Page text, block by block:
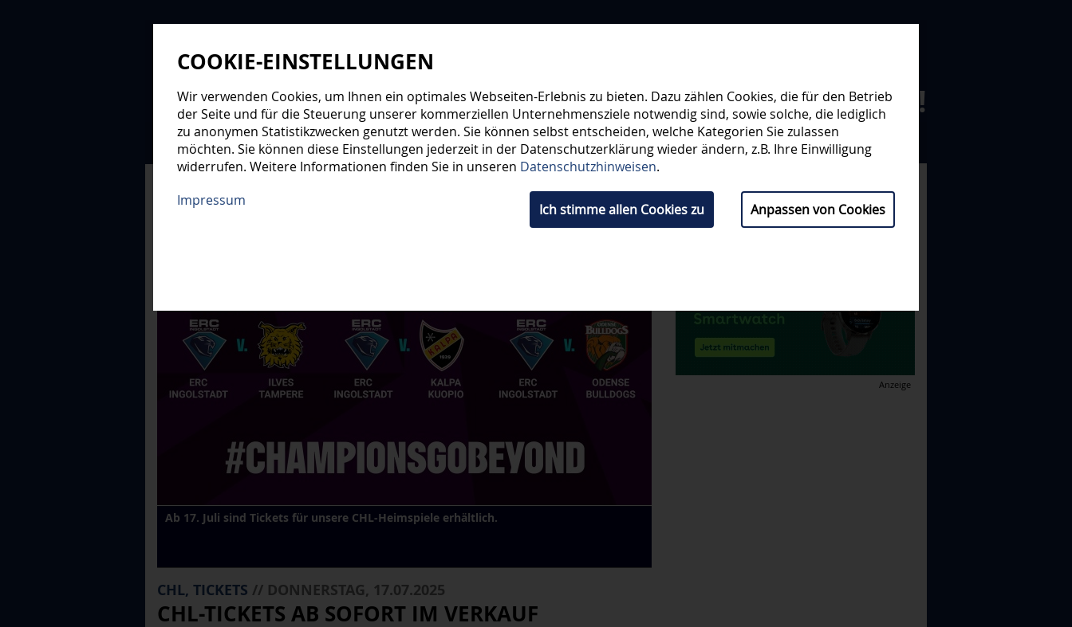
WIRSTEHEN ZUSAMMEN!
NEWS PROFIS NACHWUCHS TICKETS SHOP FANS ORGANISATION PARTNER
Ab 17. Juli sind Tickets für unsere CHL-Heimspiele erhältlich.
CHL, TICKETS // DONNERSTAG, 17.07.2025
CHL-TICKETS AB SOFORT IM VERKAUF
Anzeige
COOKIE-EINSTELLUNGEN
Wir verwenden Cookies, um Ihnen ein optimales Webseiten-Erlebnis zu bieten. Dazu zählen Cookies, die für den Betrieb
der Seite und für die Steuerung unserer kommerziellen Unternehmensziele notwendig sind, sowie solche, die lediglich
zu anonymen Statistikzwecken genutzt werden. Sie können selbst entscheiden, welche Kategorien Sie zulassen
möchten. Sie können diese Einstellungen jederzeit in der Datenschutzerklärung wieder ändern, z.B. Ihre Einwilligung
widerrufen. Weitere Informationen finden Sie in unseren Datenschutzhinweisen.
Ich stimme allen Cookies zu Anpassen von Cookies
Impressum